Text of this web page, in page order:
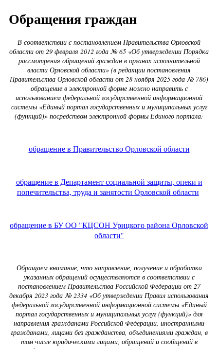
Обращения граждан
В соответствии с постановлением Правительства Орловской
области от 29 февраля 2012 года № 65 «Об утверждении Порядка
рассмотрения обращений граждан в органах исполнительной
власти Орловской области» (в редакции постановления
Правительства Орловской области от 28 ноября 2025 года № 786)
обращение в электронной форме можно направить с
использованием федеральной государственной информационной
системы «Единый портал государственных и муниципальных услуг
(функций)» посредством электронной формы Единого портала:
обращение в Правительство Орловской области
обращение в Департамент социальной защиты, опеки и
попечительства, труда и занятости Орловской области
обращение в БУ ОО "КЦСОН Урицкого района Орловской
области"
Обращаем внимание, что направление, получение и обработка
указанных обращений осуществляются в соответствии с
постановлением Правительства Российской Федерации от 27
декабря 2023 года № 2334 «Об утверждении Правил использования
федеральной государственной информационной системы «Единый
портал государственных и муниципальных услуг (функций)» для
направления гражданами Российской Федерации, иностранными
гражданами, лицами без гражданства, объединениями граждан, в
том числе юридическими лицами, обращений и сообщений в